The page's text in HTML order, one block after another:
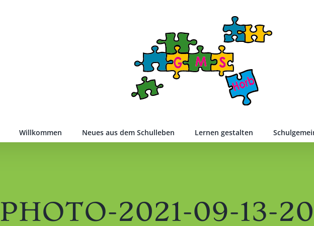
Willkommen Neues aus dem Schulleben Lernen gestalten
PHOTO-2021-09-13-